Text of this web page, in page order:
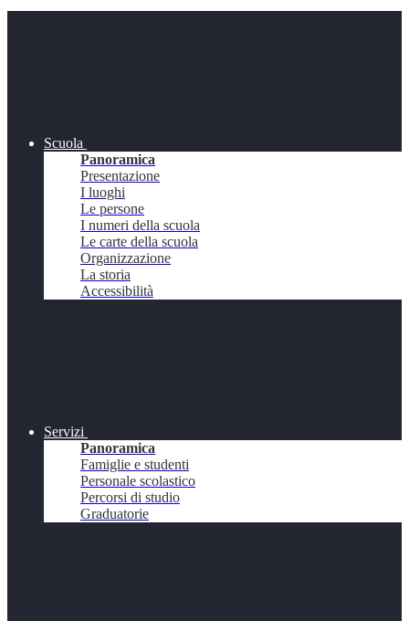
Scuola
Panoramica
Presentazione
I luoghi
Le persone
I numeri della scuola
Le carte della scuola
Organizzazione
La storia
Accessibilità
Servizi
Panoramica
Famiglie e studenti
Personale scolastico
Percorsi di studio
Graduatorie